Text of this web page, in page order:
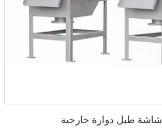
شاشة طبل دوارة خارجية